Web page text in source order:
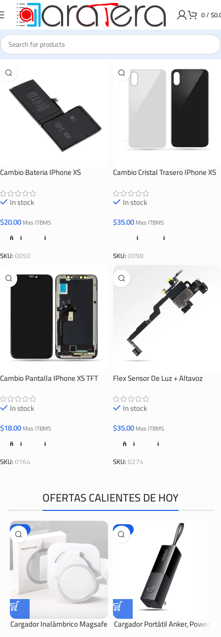
0/$
Cambio Bateria IPhone XS
In stock
$20.00Mas ITBMS
Añadir Al Carrito
SKU:0050
Cambio Cristal Trasero IPhone XS
In stock
$35.00Mas ITBMS
Seleccionar Opciones
SKU:0098
Cambio Pantalla IPhone XS TFT
In stock
$18.00Mas ITBMS
Añadir Al Carrito
SKU:0164
Flex Sensor De Luz + Altavoz
In stock
$35.00Mas ITBMS
Añadir Al Carrito
SKU:0274
OFERTAS CALIENTES DE HOY
-67%
Cargador Inalámbrico Magsafe
-29%
Cargador Portátil Anker, Power